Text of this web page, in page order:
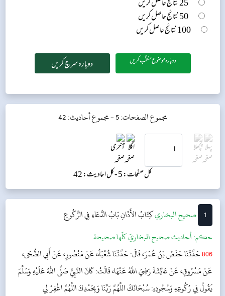
25 نتائج حاصل کریں
50 نتائج حاصل کریں
100 نتائج حاصل کریں
دوبارہ موضوع منتخب کریں
مجموع الصفحات: 5 - مجموع أحاديث: 42
کل صفحات: 5 - کل احادیث: 42
1 ‌‌صحيح البخاريكِتَابُ الأَذَانِبَابُ الدُّعَاءِ فِي الرُّكُوعِ
حکم:أحاديث صحيح البخاريّ كلّها صحيحة
806حَدَّثَنَا حَفْصُ بْنُ عُمَرَ، قَالَ: حَدَّثَنَا شُعْبَةُ، عَنْ مَنْصُورٍ، عَنْ أَبِي الضُّحَى،
عَنْ مَسْرُوقٍ، عَنْ عَائِشَةَ رَضِيَ اللَّهُ عَنْهَا، قَالَتْ: كَانَ النَّبِيُّ صَلَّى اللهُ عَلَيْهِ وَسَلَّمَ
يَقُولُ فِي رُكُوعِهِ وَسُجُودِهِ: سُبْحَانَكَ اللَّهُمَّ رَبَّنَا وَبِحَمْدِكَ اللَّهُمَّ اغْفِرْ لِي